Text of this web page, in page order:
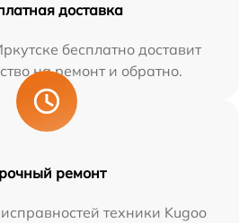
доставка
бесплатно доставит
на ремонт и обратно.
ремонт
техники Kugoo